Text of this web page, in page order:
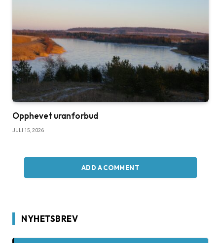
Opphevet uranforbud
JULI 15, 2026
ADD A COMMENT
NYHETSBREV